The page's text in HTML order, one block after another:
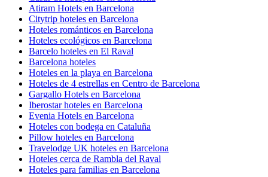
Atiram Hotels en Barcelona
Citytrip hoteles en Barcelona
Hoteles románticos en Barcelona
Hoteles ecológicos en Barcelona
Barcelo hoteles en El Raval
Barcelona hoteles
Hoteles en la playa en Barcelona
Hoteles de 4 estrellas en Centro de Barcelona
Gargallo Hotels en Barcelona
Iberostar hoteles en Barcelona
Evenia Hotels en Barcelona
Hoteles con bodega en Cataluña
Pillow hoteles en Barcelona
Travelodge UK hoteles en Barcelona
Hoteles cerca de Rambla del Raval
Hoteles para familias en Barcelona